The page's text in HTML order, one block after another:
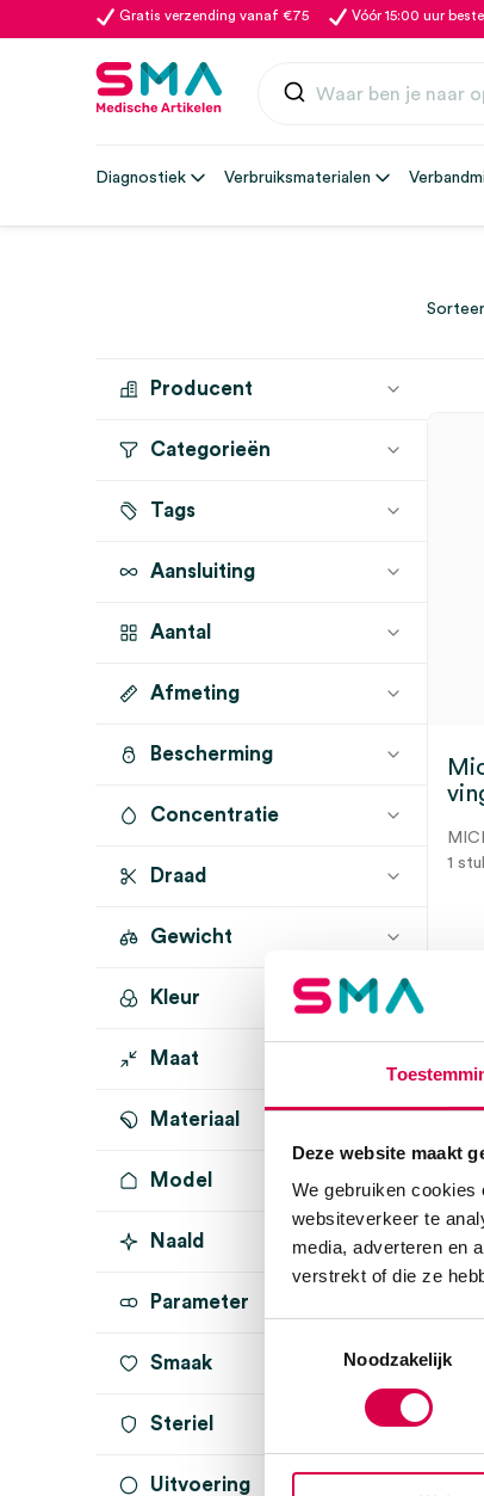
Deze website maakt
We gebruiken
websiteverkeer te
media, adverteren en
verstrekt of die ze
Noodzakelijk
Gratis verzending vanaf €75 Vóór 15:00 uur
Diagnostiek Verbruiksmaterialen
Producent
MICROLIFE (1)
Categorieën
Saturatiemeters
Tags
Aansluiting
Aantal
1 stuk (1)
Afmeting
Bescherming
Concentratie
Draad
Gewicht
Kleur
wit (1)
Maat
Materiaal
Model
Naald
Parameter
Smaak
Steriel
onsteriel (1)
Uitvoering
1